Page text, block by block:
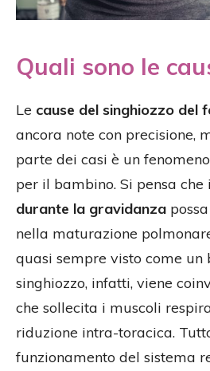
Quali sono le
Le cause del singhiozzo del
ancora note con precisione,
parte dei casi è un
per il bambino. Si pensa che
durante la gravidanza
nella maturazione
quasi sempre visto come un
singhiozzo, infatti, viene
che sollecita i muscoli
riduzione intra-toracica.
funzionamento del sistema